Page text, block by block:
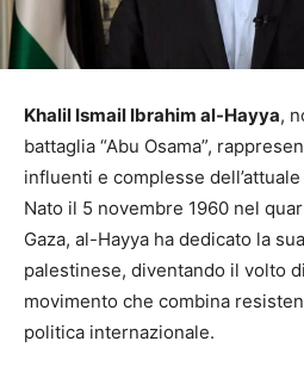
Khalil Ismail Ibrahim al-Hayya,
battaglia “Abu Osama”,
influenti e complesse
Nato il 5 novembre 1960 nel
Gaza, al-Hayya ha dedicato la
palestinese, diventando il volto
movimento che combina
politica internazionale.